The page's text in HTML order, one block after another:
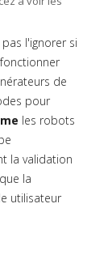
l'ignorer si
de
pour
les robots
la validation
la
utilisateur